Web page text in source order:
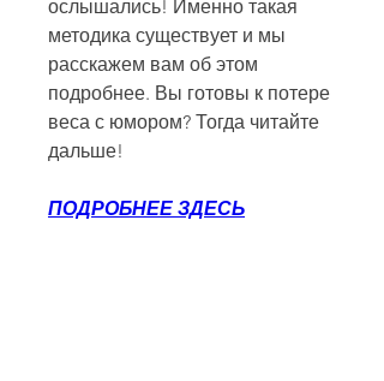
ослышались! Именно такая
методика существует и мы
расскажем вам об этом
подробнее. Вы готовы к потере
веса с юмором? Тогда читайте
дальше!
ПОДРОБНЕЕ ЗДЕСЬ